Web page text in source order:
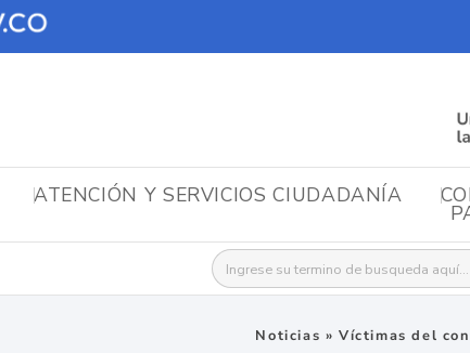
ATENCIÓN Y SERVICIOS CIUDADANÍA
Buscar:
Noticias » Víctimas del